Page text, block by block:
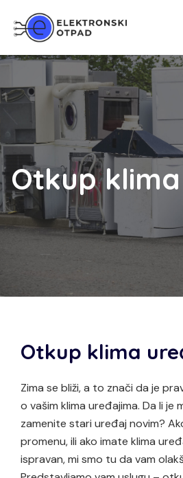
Otkup
Otkup klima
Zima se bliži, a to znači da je
o vašim klima uređajima. Da li je
zamenite stari uređaj novim?
promenu, ili ako imate klima
ispravan, mi smo tu da vam